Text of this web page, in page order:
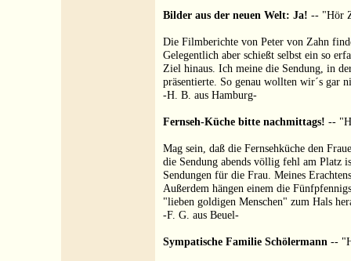
Bilder aus der neuen Welt: Ja! -- "Hör
Die Filmberichte von Peter von Zahn
Gelegentlich aber schießt selbst ein so
Ziel hinaus. Ich meine die Sendung, in
präsentierte. So genau wollten wir´s gar
-H. B. aus Hamburg-
Fernseh-Küche bitte nachmittags! --
Mag sein, daß die Fernsehküche den
die Sendung abends völlig fehl am Platz
Sendungen für die Frau. Meines
Außerdem hängen einem die
"lieben goldigen Menschen" zum Hals
-F. G. aus Beuel-
Sympatische Familie Schölermann --